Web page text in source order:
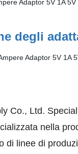
degli
Co., Ltd.
nella
di linee di